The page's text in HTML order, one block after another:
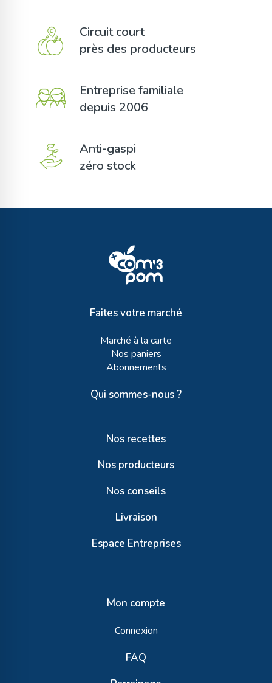
Circuit court
près des producteurs
Entreprise familiale
depuis 2006
Anti-gaspi
zéro stock
Faites votre marché
Marché à la carte
Nos paniers
Abonnements
Qui sommes-nous ?
Nos recettes
Nos producteurs
Nos conseils
Livraison
Espace Entreprises
Mon compte
Connexion
FAQ